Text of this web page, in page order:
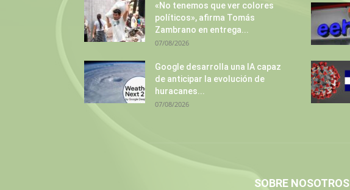
«No tenemos que ver colores
políticos», afirma Tomás
Zambrano en entrega...
07/08/2026
Google desarrolla una IA capaz
de anticipar la evolución de
huracanes...
07/08/2026
SOBRE NOSOTROS